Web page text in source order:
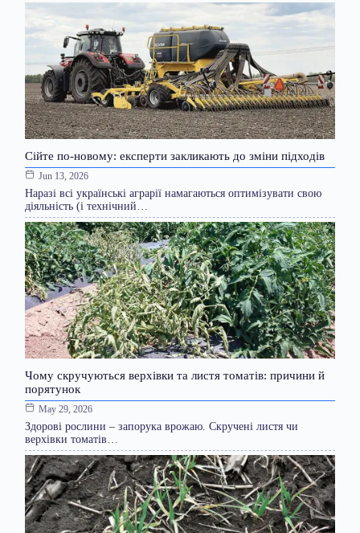
Сійте по-новому: експерти закликають до зміни підходів
Jun 13, 2026
Наразі всі українські аграрії намагаються оптимізувати свою
діяльність (і технічний…
Чому скручуються верхівки та листя томатів: причини й
порятунок
May 29, 2026
Здорові рослини – запорука врожаю. Скручені листя чи
верхівки томатів…